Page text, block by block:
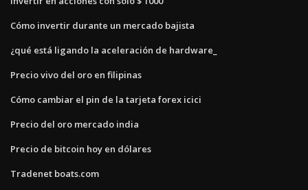
Cómo invertir durante un mercado bajista
¿qué está ligando la aceleración de hardware_
Precio vivo del oro en filipinas
Cómo cambiar el pin de la tarjeta forex icici
Precio del oro mercado india
Precio de bitcoin hoy en dólares
Tradenet boats.com